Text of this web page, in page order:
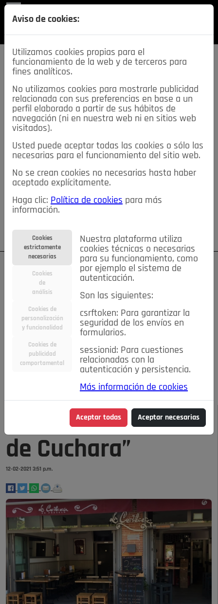
SECCIONES
descarga esta
REVISTA
≡NOTICIAS
NOTICIAS SERVICIOS DE INTERÉS
TABLÓN DE ANUNCIOS MIS ANUNCIOS CONTACTO
NOSOTROS
Su cuenta Regístrese ¿Olvidó su contraseña?
Todas las noticias..
#TePrestoMisOjos Caridad
Ciencia&Tecnología
Economía
Entretenimiento
Estilo de Vida
Internacional
Madrid Opinión IN
Pozuelo de Alarcón
Salud 🔴 En Directo
NOTICIAS
Arranca “Pozuelo
de Cuchara”
12-02-2021 3:51 p.m.
Aviso de cookies:
Utilizamos cookies propias para el
funcionamiento de la web y de terceros para
fines analíticos.
No utilizamos cookies para mostrarle publicidad
relacionada con sus preferencias en base a un
perfil elaborado a partir de sus hábitos de
navegación (ni en nuestra web ni en sitios web
visitados).
Usted puede aceptar todas las cookies o sólo las
necesarias para el funcionamiento del sitio web.
No se crean cookies no necesarias hasta haber
aceptado explícitamente.
Haga clic: Política de cookies para más
información.
Cookies
estrictamente
necesarias
Cookies
de
análisis
Cookies de
personalización
y funcionalidad
Cookies de
publicidad
comportamental
Nuestra plataforma utiliza
cookies técnicas o necesarias
para su funcionamiento, como
por ejemplo el sistema de
autenticación.
Son las siguientes:
csrftoken: Para garantizar la
seguridad de los envíos en
formularios.
sessionid: Para cuestiones
relacionadas con la
autenticación y persistencia.
Más información de cookies
Aceptar todas Aceptar necesarias